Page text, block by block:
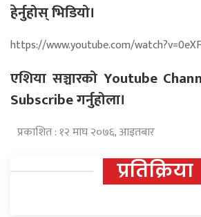
हेर्नुहोस् भिडियो।
https://www.youtube.com/
एशिया सञ्चारको Youtube
Subscribe गर्नुहोला।
प्रकाशित : १२ माघ २०७६, आइतबार
प्रतिक्रिया